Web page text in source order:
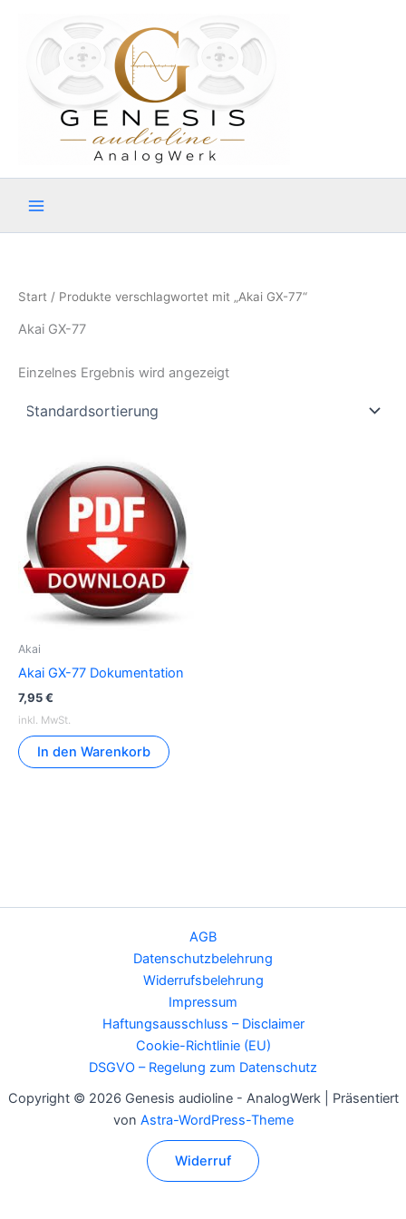
springen
Start / Produkte verschlagwortet mit „Akai GX-77“
Akai GX-77
Einzelnes Ergebnis wird angezeigt
Akai
Akai GX-77 Dokumentation
7,95€
inkl. MwSt.
In den Warenkorb
AGB
Datenschutzbelehrung
Widerrufsbelehrung
Impressum
Haftungsausschluss – Disclaimer
Cookie-Richtlinie (EU)
DSGVO – Regelung zum Datenschutz
Copyright © 2026 Genesis audioline - AnalogWerk | Präsentiert
von Astra-WordPress-Theme
Widerruf